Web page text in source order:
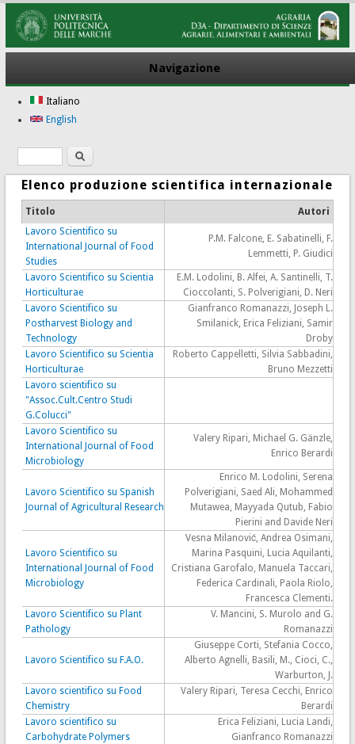
Navigazione
Italiano
English
Form di ricerca
Ricerca
Elenco produzione scientifica internazionale
Titolo
Autori
Lavoro Scientifico su
International Journal of Food
Studies
P.M. Falcone, E. Sabatinelli, F.
Lemmetti, P. Giudici
Lavoro Scientifico su Scientia
Horticulturae
E.M. Lodolini, B. Alfei, A. Santinelli, T.
Cioccolanti, S. Polverigiani, D. Neri
Lavoro Scientifico su
Postharvest Biology and
Technology
Gianfranco Romanazzi, Joseph L.
Smilanick, Erica Feliziani, Samir
Droby
Lavoro Scientifico su Scientia
Horticulturae
Roberto Cappelletti, Silvia Sabbadini,
Bruno Mezzetti
Lavoro scientifico su
"Assoc.Cult.Centro Studi
G.Colucci"
Lavoro Scientifico su
International Journal of Food
Microbiology
Valery Ripari, Michael G. Gänzle,
Enrico Berardi
Lavoro Scientifico su Spanish
Journal of Agricultural Research
Enrico M. Lodolini, Serena
Polverigiani, Saed Ali, Mohammed
Mutawea, Mayyada Qutub, Fabio
Pierini and Davide Neri
Lavoro Scientifico su
International Journal of Food
Microbiology
Vesna Milanović, Andrea Osimani,
Marina Pasquini, Lucia Aquilanti,
Cristiana Garofalo, Manuela Taccari,
Federica Cardinali, Paola Riolo,
Francesca Clementi.
Lavoro Scientifico su Plant
Pathology
V. Mancini, S. Murolo and G.
Romanazzi
Lavoro Scientifico su F.A.O.
Giuseppe Corti, Stefania Cocco,
Alberto Agnelli, Basili, M., Cioci, C.,
Warburton, J.
Lavoro scientifico su Food
Chemistry
Valery Ripari, Teresa Cecchi, Enrico
Berardi
Lavoro scientifico su
Carbohydrate Polymers
Erica Feliziani, Lucia Landi,
Gianfranco Romanazzi